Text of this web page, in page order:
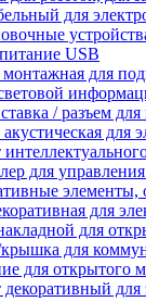
для
USB
для
/ разъем
для
для
для
для
крышка для
для открытого
для